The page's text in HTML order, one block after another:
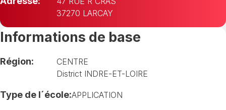
37270 LARCAY
Informations de base
Région:
CENTRE
District INDRE-ET-LOIRE
Type de l´école:APPLICATION